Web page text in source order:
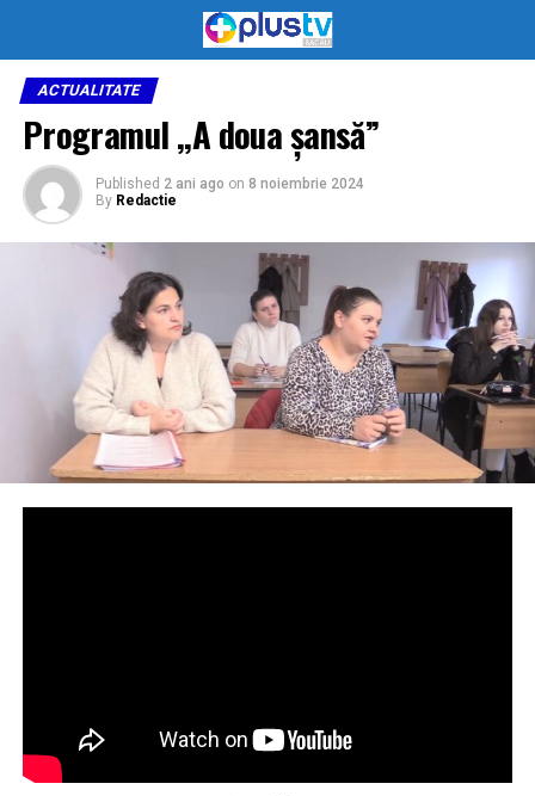
ACTUALITATE
Programul ,,A doua șansă”
Published 2 ani ago on 8 noiembrie 2024
By Redactie